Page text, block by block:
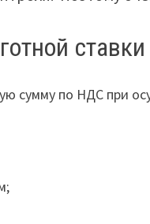
ставки
сумму по НДС при